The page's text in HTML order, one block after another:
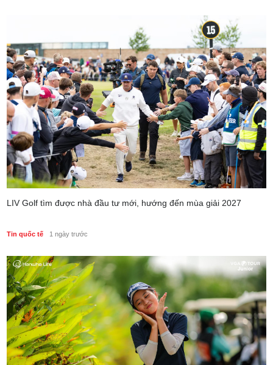
LIV Golf tìm được nhà đầu tư mới, hướng đến mùa giải 2027
Tin quốc tế 1 ngày trước